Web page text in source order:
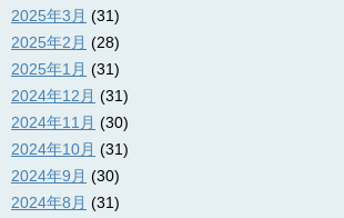
2025年3月 (31)
2025年2月 (28)
2025年1月 (31)
2024年12月 (31)
2024年11月 (30)
2024年10月 (31)
2024年9月 (30)
2024年8月 (31)